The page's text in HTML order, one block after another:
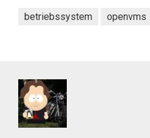
betriebssystem openvms